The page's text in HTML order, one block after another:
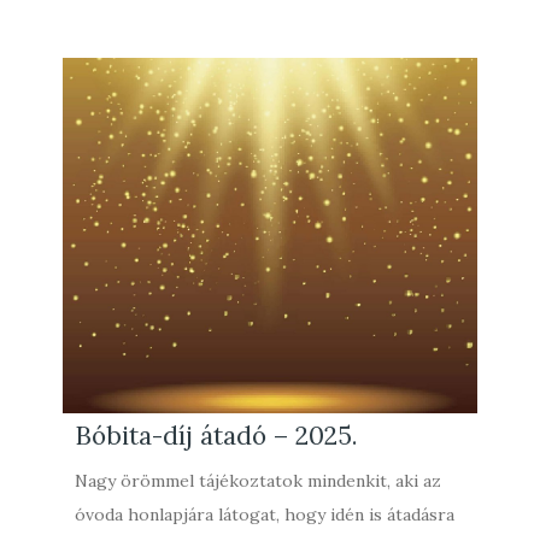
Bóbita-díj átadó – 2025.
Nagy örömmel tájékoztatok mindenkit, aki az
óvoda honlapjára látogat, hogy idén is átadásra